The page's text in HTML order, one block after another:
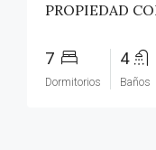
7
Dormitorios
4
Baños